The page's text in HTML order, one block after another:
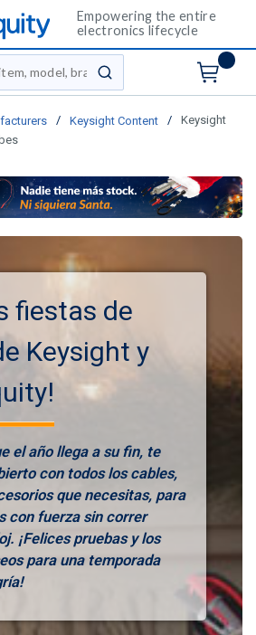
Empowering the entire
electronics lifecycle
submit search
/ Keysight Content /
Keysight
fiestas de
Keysight y
el año llega a su fin, te
con todos los cables,
que necesitas, para
con fuerza sin correr
¡Felices pruebas y los
para una temporada